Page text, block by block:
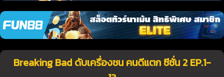
Breaking Bad ดับเครื่องชน คนดีแตก ซีซั่น 2 EP.1-